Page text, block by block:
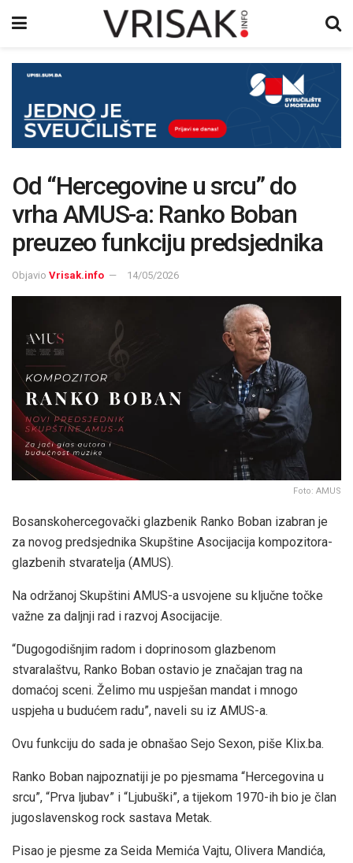
Od “Hercegovine u srcu” do
vrha AMUS-a: Ranko Boban
preuzeo funkciju predsjednika
Objavio Vrisak.info 14/05/2026
Foto: AMUS
Bosanskohercegovački glazbenik Ranko Boban izabran je
za novog predsjednika Skupštine Asocijacija kompozitora-
glazbenih stvaratelja (AMUS).
Na održanoj Skupštini AMUS-a usvojene su ključne točke
važne za daljnji rad i razvoj Asocijacije.
“Dugogodišnjim radom i doprinosom glazbenom
stvaralaštvu, Ranko Boban ostavio je značajan trag na
domaćoj sceni. Želimo mu uspješan mandat i mnogo
uspjeha u budućem radu”, naveli su iz AMUS-a.
Ovu funkciju do sada je obnašao Sejo Sexon, piše Klix.ba.
Ranko Boban najpoznatiji je po pjesmama “Hercegovina u
srcu”, “Prva ljubav” i “Ljubuški”, a tijekom 1970-ih bio je član
jugoslavenskog rock sastava Metak.
Pisao je pjesme za Seida Memića Vajtu, Olivera Mandića,